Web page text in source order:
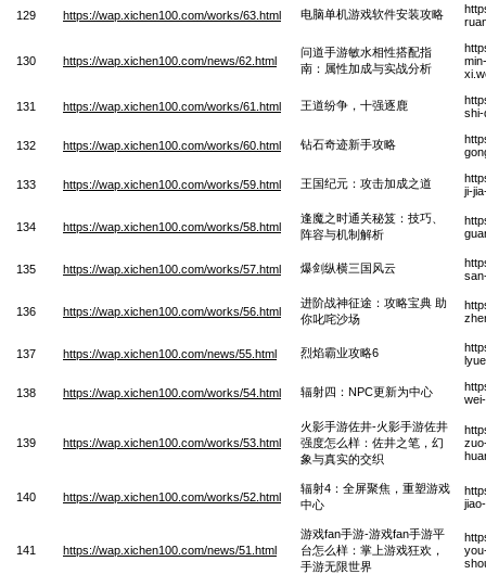
129 https://wap.xichen100.com/works/63.html 电脑单机游戏软件安装攻略
130 https://wap.xichen100.com/news/62.html
问道手游敏水相性搭配指
南：属性加成与实战分析
131 https://wap.xichen100.com/works/61.html 王道纷争，十强逐鹿
shi-
132 https://wap.xichen100.com/works/60.html 钻石奇迹新手攻略
133 https://wap.xichen100.com/works/59.html 王国纪元：攻击加成之道
ji-
134 https://wap.xichen100.com/works/58.html
逢魔之时通关秘笈：技巧、
阵容与机制解析
135 https://wap.xichen100.com/works/57.html 爆剑纵横三国风云
136 https://wap.xichen100.com/works/56.html
进阶战神征途：攻略宝典 助
你叱咤沙场
137 https://wap.xichen100.com/news/55.html 烈焰霸业攻略6
138 https://wap.xichen100.com/works/54.html 辐射四：NPC更新为中心
139 https://wap.xichen100.com/works/53.html
火影手游佐井-火影手游佐井
强度怎么样：佐井之笔，幻
象与真实的交织
140 https://wap.xichen100.com/works/52.html
辐射4：全屏聚焦，重塑游戏
中心
141 https://wap.xichen100.com/news/51.html
游戏fan手游-游戏fan手游平
台怎么样：掌上游戏狂欢，
手游无限世界